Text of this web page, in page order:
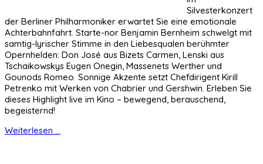
Silvesterkonzert
der Berliner Philharmoniker erwartet Sie eine emotionale
Achterbahnfahrt. Starte-nor Benjamin Bernheim schwelgt mit
samtig-lyrischer Stimme in den Liebesqualen berühmter
Opernhelden: Don José aus Bizets Carmen, Lenski aus
Tschaikowskys Eugen Onegin, Massenets Werther und
Gounods Romeo. Sonnige Akzente setzt Chefdirigent Kirill
Petrenko mit Werken von Chabrier und Gershwin. Erleben Sie
dieses Highlight live im Kino – bewegend, berauschend,
begeisternd!
Weiterlesen ...